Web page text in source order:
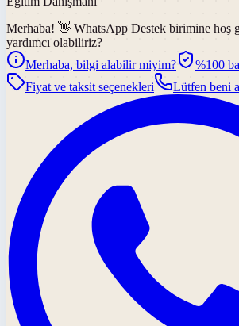
Merhaba! 👋 WhatsApp Destek birimine hoş
yardımcı olabiliriz?
Merhaba, bilgi alabilir miyim?
%100
Fiyat ve taksit seçenekleri
Lütfen beni